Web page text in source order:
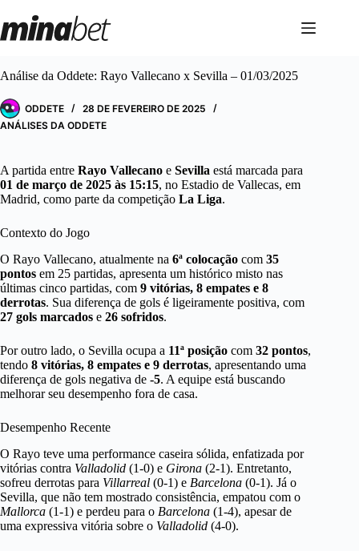
para
o
Análise da Oddete: Rayo Vallecano x Sevilla – 01/03/2025
ODDETE
28 DE FEVEREIRO DE 2025
ANÁLISES DA ODDETE
A partida entre Rayo Vallecano e Sevilla está marcada para
01 de março de 2025 às 15:15, no Estadio de Vallecas, em
Madrid, como parte da competição La Liga.
Contexto do Jogo
O Rayo Vallecano, atualmente na 6ª colocação com 35
pontos em 25 partidas, apresenta um histórico misto nas
últimas cinco partidas, com 9 vitórias, 8 empates e 8
derrotas. Sua diferença de gols é ligeiramente positiva, com
27 gols marcados e 26 sofridos.
Por outro lado, o Sevilla ocupa a 11ª posição com 32 pontos,
tendo 8 vitórias, 8 empates e 9 derrotas, apresentando uma
diferença de gols negativa de -5. A equipe está buscando
melhorar seu desempenho fora de casa.
Desempenho Recente
O Rayo teve uma performance caseira sólida, enfatizada por
vitórias contra Valladolid (1-0) e Girona (2-1). Entretanto,
sofreu derrotas para Villarreal (0-1) e Barcelona (0-1). Já o
Sevilla, que não tem mostrado consistência, empatou com o
Mallorca (1-1) e perdeu para o Barcelona (1-4), apesar de
uma expressiva vitória sobre o Valladolid (4-0).